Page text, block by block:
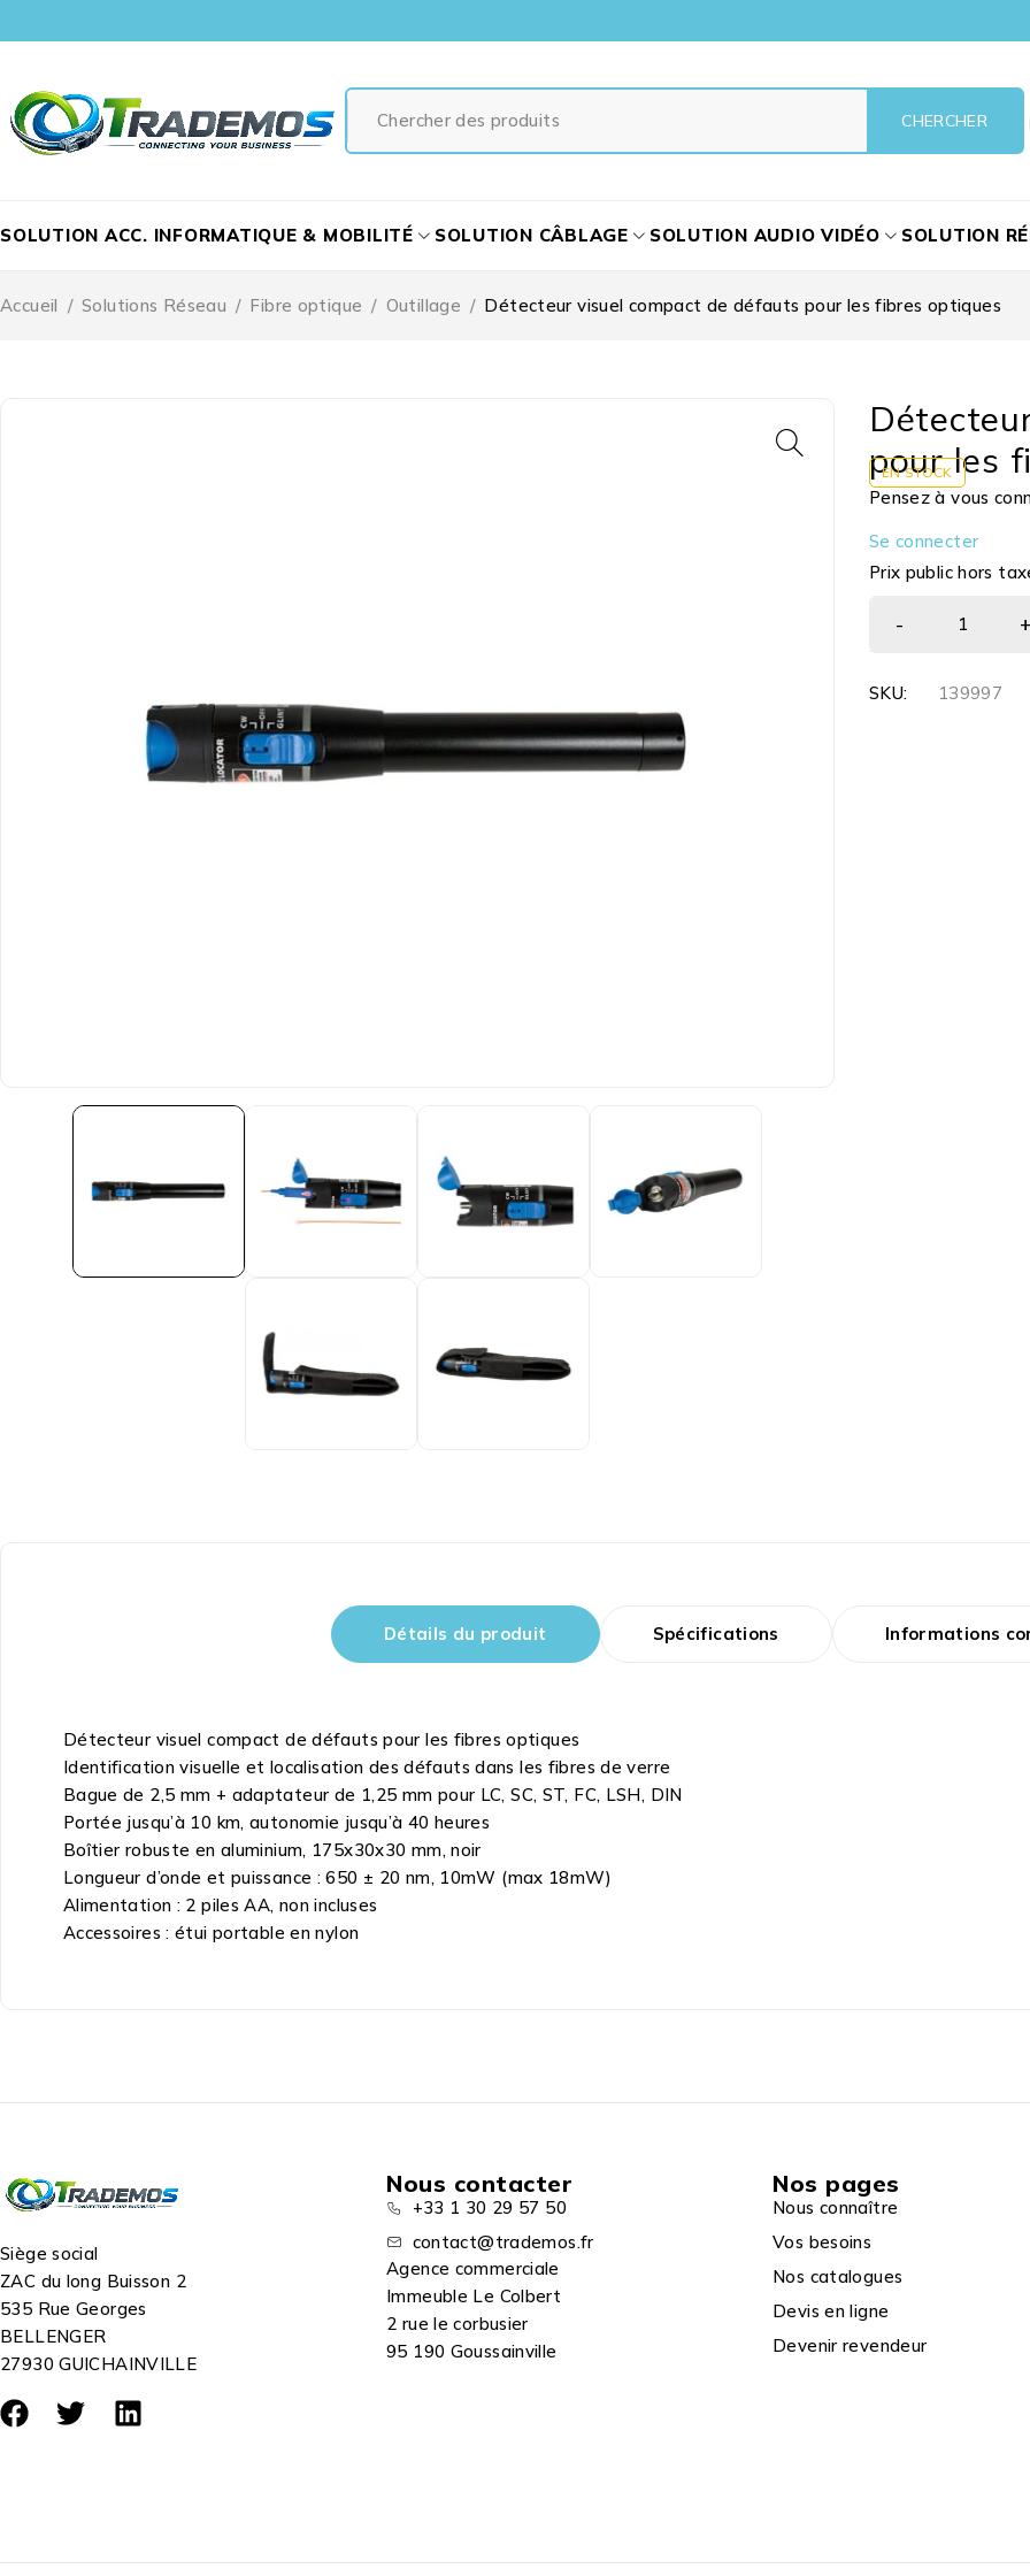
SOLUTION ACC. INFORMATIQUE & MOBILITÉ SOLUTION CÂBLAGE SOLUTION AUDIO VIDÉO SOLUTION
Accueil / Solutions Réseau / Fibre optique / Outillage / Détecteur visuel compact de défauts pour les fibres optiques
pour les
EN STOCK
Pensez à vous
Se connecter
Prix public hors
SKU: 139997
Détails du produit Spécifications Informations
Détecteur visuel compact de défauts pour les fibres optiques
Identification visuelle et localisation des défauts dans les fibres de verre
Bague de 2,5 mm + adaptateur de 1,25 mm pour LC, SC, ST, FC, LSH, DIN
Portée jusqu’à 10 km, autonomie jusqu’à 40 heures
Boîtier robuste en aluminium, 175x30x30 mm, noir
Longueur d’onde et puissance : 650 ± 20 nm, 10mW (max 18mW)
Alimentation : 2 piles AA, non incluses
Accessoires : étui portable en nylon
Siège social
ZAC du long Buisson 2
535 Rue Georges
BELLENGER
27930 GUICHAINVILLE
Nous contacter
+33 1 30 29 57 50
contact@trademos.fr
Agence commerciale
Immeuble Le Colbert
2 rue le corbusier
95 190 Goussainville
Nos pages
Nous connaître
Vos besoins
Nos catalogues
Devis en ligne
Devenir revendeur